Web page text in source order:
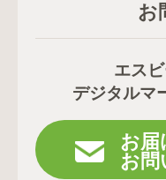
お
エス
デジタルマ
お届
お問